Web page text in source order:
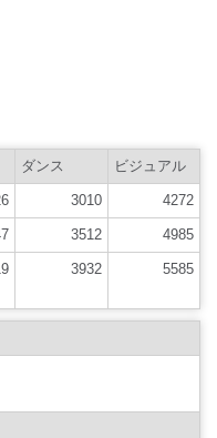
ダンス ビジュアル
3010 4272
3512 4985
3932 5585